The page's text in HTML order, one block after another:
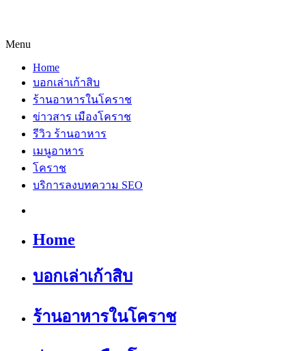
Menu
Home
บอกเล่าเก้าสิบ
ร้านอาหารในโคราช
ข่าวสาร เมืองโคราช
รีวิว ร้านอาหาร
เมนูอาหาร
โคราช
บริการลงบทความ SEO
Home
บอกเล่าเก้าสิบ
ร้านอาหารในโคราช